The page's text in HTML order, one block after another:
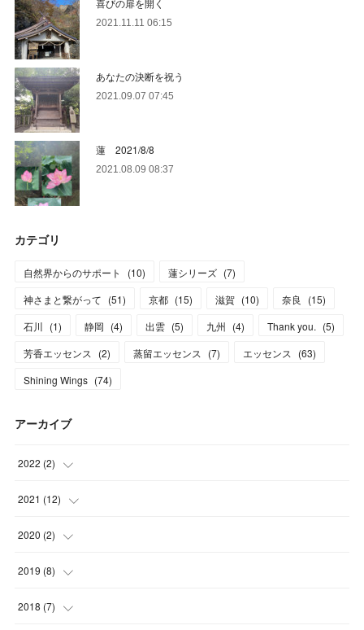
喜びの扉を開く
2021.11.11 06:15
あなたの決断を祝う
2021.09.07 07:45
蓮 2021/8/8
2021.08.09 08:37
カテゴリ
自然界からのサポート (10) 蓮シリーズ (7)
神さまと繋がって (51) 京都 (15) 滋賀 (10) 奈良 (15)
石川 (1) 静岡 (4) 出雲 (5) 九州 (4) Thank you. (5)
芳香エッセンス
(2) 蒸留エッセンス (7) エッセンス (63)
Shining Wings (74)
アーカイブ
2022 (2)
(1
( )
2021 (12)
( )
( )
(
2020 (2)
( )
( )
2019 (8)
( )
2018 (7)